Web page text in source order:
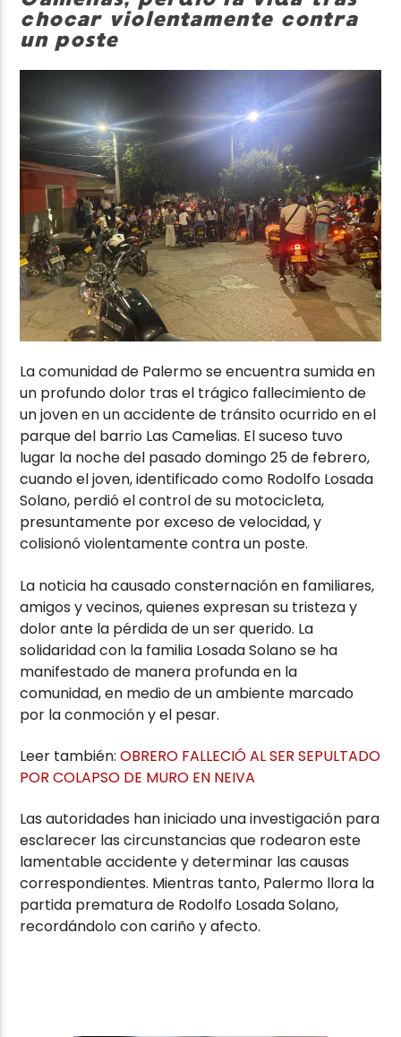
chocar violentamente contra
un poste
La comunidad de Palermo se encuentra sumida en
un profundo dolor tras el trágico fallecimiento de
un joven en un accidente de tránsito ocurrido en el
parque del barrio Las Camelias. El suceso tuvo
lugar la noche del pasado domingo 25 de febrero,
cuando el joven, identificado como Rodolfo Losada
Solano, perdió el control de su motocicleta,
presuntamente por exceso de velocidad, y
colisionó violentamente contra un poste.
La noticia ha causado consternación en familiares,
amigos y vecinos, quienes expresan su tristeza y
dolor ante la pérdida de un ser querido. La
solidaridad con la familia Losada Solano se ha
manifestado de manera profunda en la
comunidad, en medio de un ambiente marcado
por la conmoción y el pesar.
Leer también:OBRERO FALLECIÓ AL SER SEPULTADO
POR COLAPSO DE MURO EN NEIVA
Las autoridades han iniciado una investigación para
esclarecer las circunstancias que rodearon este
lamentable accidente y determinar las causas
correspondientes. Mientras tanto, Palermo llora la
partida prematura de Rodolfo Losada Solano,
recordándolo con cariño y afecto.